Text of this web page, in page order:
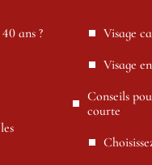
ans ?
Visage
Visage
Conseils
courte